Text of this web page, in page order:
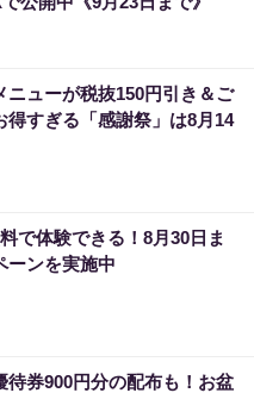
ニューが税抜150円引き＆ご
得すぎる「感謝祭」は8月14
で体験できる！8月30日ま
ーンを実施中
待券900円分の配布も！お盆